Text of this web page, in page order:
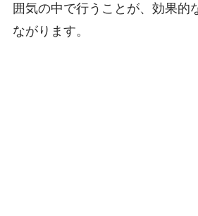
囲気の中で行うことが、効果的
ながります。